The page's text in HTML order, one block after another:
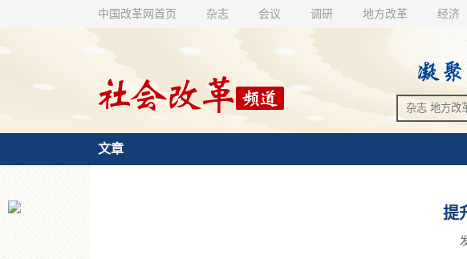
中国改革网首页 杂志 会议 调研 地方改革 经济
文章
提